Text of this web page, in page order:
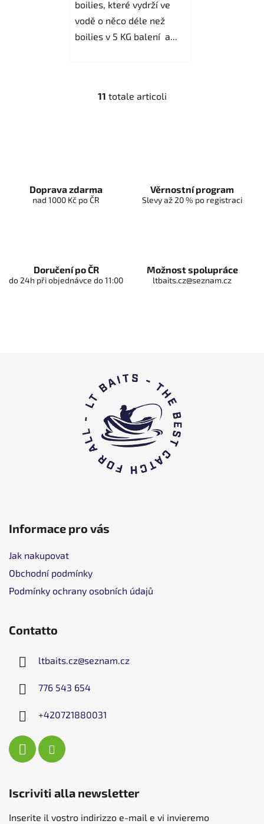
boilies, které vydrží ve
vodě o něco déle než
boilies v 5 KG balení a...
C
11 totale articoli
Doprava zdarma
nad 1000 Kč po ČR
Věrnostní program
Slevy až 20 % po registraci
Doručení po ČR
do 24h při objednávce do 11:00
Možnost spolupráce
ltbaits.cz@seznam.cz
Informace pro vás
Jak nakupovat
Obchodní podmínky
Podmínky ochrany osobních údajů
Contatto
ltbaits.cz@seznam.cz
776 543 654
+420721880031
Iscriviti alla newsletter
Inserite il vostro indirizzo e-mail e vi invieremo